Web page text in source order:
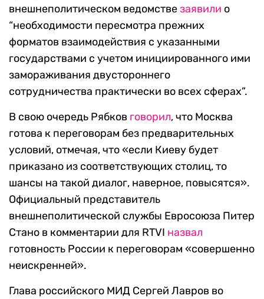
внешнеполитическом ведомствезаявили о
“необходимости пересмотра прежних
форматов взаимодействия с указанными
государствами с учетом инициированного ими
замораживания двустороннего
сотрудничества практически во всех сферах”.
В свою очередь Рябков говорил, что Москва
готова к переговорам без предварительных
условий, отмечая, что «если Киеву будет
приказано из соответствующих столиц, то
шансы на такой диалог, наверное, повысятся».
Официальный представитель
внешнеполитической службы Евросоюза Питер
Стано в комментарии для RTVI назвал
готовность России к переговорам «совершенно
неискренней».
Глава российского МИД Сергей Лавров во